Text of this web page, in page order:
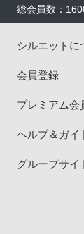
総会員数：
シルエットに
会員登録
プレミアム会
ヘルプ＆ガイ
グループサイ